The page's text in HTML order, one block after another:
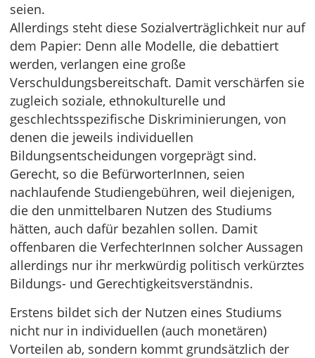
seien.
Allerdings steht diese Sozialverträglichkeit nur auf
dem Papier: Denn alle Modelle, die debattiert
werden, verlangen eine große
Verschuldungsbereitschaft. Damit verschärfen sie
zugleich soziale, ethnokulturelle und
geschlechtsspezifische Diskriminierungen, von
denen die jeweils individuellen
Bildungsentscheidungen vorgeprägt sind.
Gerecht, so die BefürworterInnen, seien
nachlaufende Studiengebühren, weil diejenigen,
die den unmittelbaren Nutzen des Studiums
hätten, auch dafür bezahlen sollen. Damit
offenbaren die VerfechterInnen solcher Aussagen
allerdings nur ihr merkwürdig politisch verkürztes
Bildungs- und Gerechtigkeitsverständnis.
Erstens bildet sich der Nutzen eines Studiums
nicht nur in individuellen (auch monetären)
Vorteilen ab, sondern kommt grundsätzlich der